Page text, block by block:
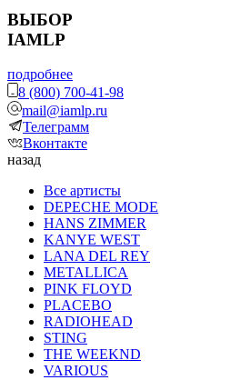
ВЫБОР
IAMLP
подробнее
8 (800) 700-41-98
mail@iamlp.ru
Телеграмм
Вконтакте
назад
Все артисты
DEPECHE MODE
HANS ZIMMER
KANYE WEST
LANA DEL REY
METALLICA
PINK FLOYD
PLACEBO
RADIOHEAD
STING
THE WEEKND
VARIOUS